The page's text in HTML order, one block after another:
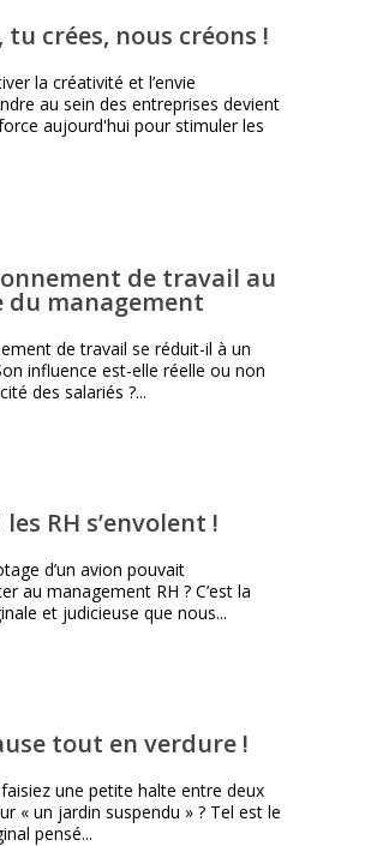
tu crées, nous créons !
la créativité et l’envie
au sein des entreprises devient
aujourd'hui pour stimuler les
de travail au
du management
de travail se réduit-il à un
influence est-elle réelle ou non
des salariés ?...
RH s’envolent !
d’un avion pouvait
au management RH ? C’est la
et judicieuse que nous...
tout en verdure !
une petite halte entre deux
« un jardin suspendu » ? Tel est le
pensé...